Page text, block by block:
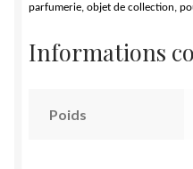
parfumerie, objet de collection,
Informations
Poids